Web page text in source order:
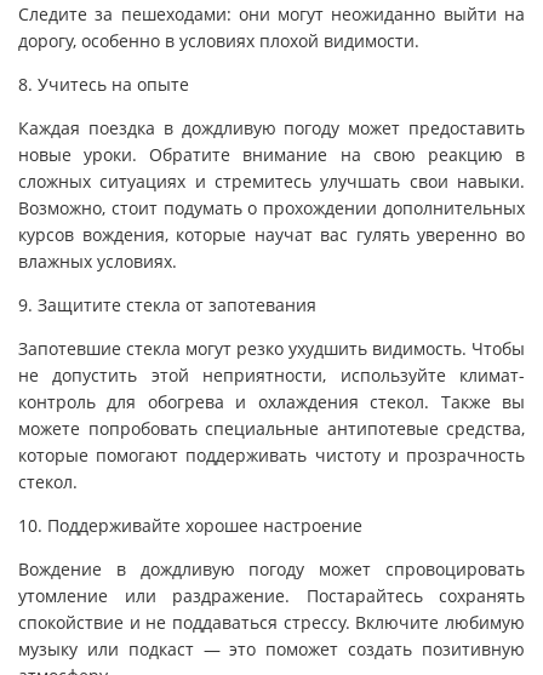
Следите за пешеходами: они могут неожиданно выйти на
дорогу, особенно в условиях плохой видимости.
8. Учитесь на опыте
Каждая поездка в дождливую погоду может предоставить
новые уроки. Обратите внимание на свою реакцию в
сложных ситуациях и стремитесь улучшать свои навыки.
Возможно, стоит подумать о прохождении дополнительных
курсов вождения, которые научат вас гулять уверенно во
влажных условиях.
9. Защитите стекла от запотевания
Запотевшие стекла могут резко ухудшить видимость. Чтобы
не допустить этой неприятности, используйте климат-
контроль для обогрева и охлаждения стекол. Также вы
можете попробовать специальные антипотевые средства,
которые помогают поддерживать чистоту и прозрачность
стекол.
10. Поддерживайте хорошее настроение
Вождение в дождливую погоду может спровоцировать
утомление или раздражение. Постарайтесь сохранять
спокойствие и не поддаваться стрессу. Включите любимую
музыку или подкаст — это поможет создать позитивную